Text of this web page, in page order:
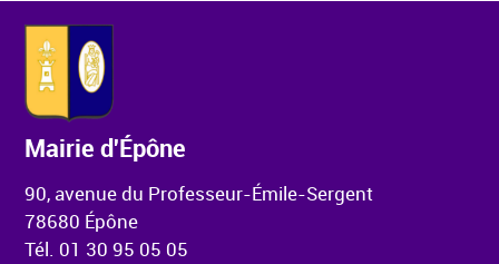
Mairie d'Épône
90, avenue du Professeur-Émile-Sergent
78680 Épône
Tél. 01 30 95 05 05